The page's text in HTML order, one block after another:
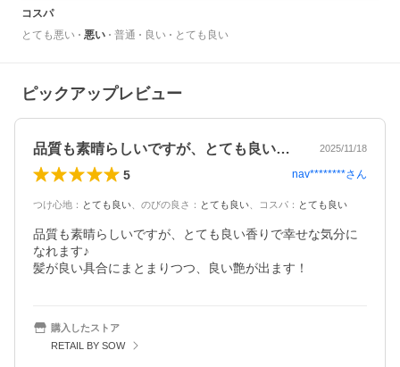
コスパ
とても悪い
悪い 普通 良い とても良い
ピックアップレビュー
品質も素晴らしいですが、とても良い香り… 2025/11/18
5 nav********さん
つけ心地 ： とても良い のびの良さ ： とても良い コスパ ： とても良い
品質も素晴らしいですが、とても良い香りで幸せな気分に
なれます♪
髪が良い具合にまとまりつつ、良い艶が出ます！
購入したストア
RETAIL BY SOW